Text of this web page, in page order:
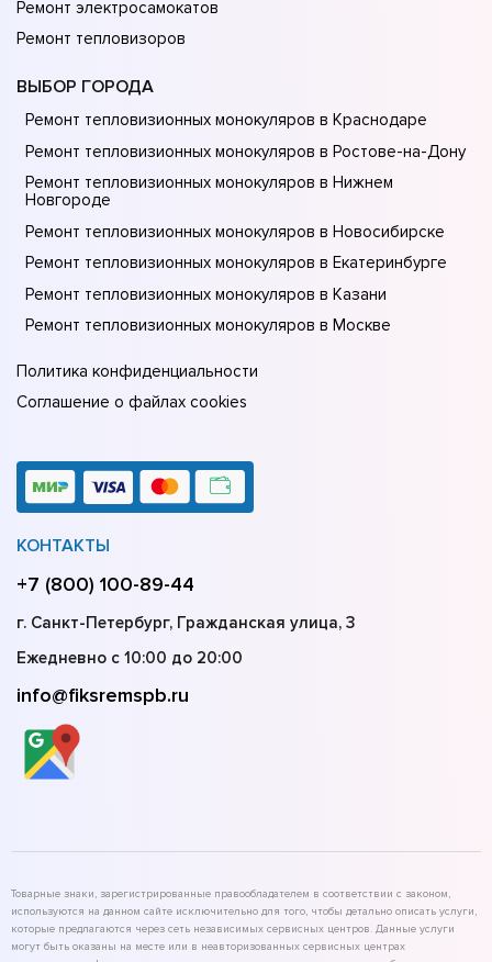
Ремонт электросамокатов
Ремонт тепловизоров
ВЫБОР ГОРОДА
Ремонт тепловизионных монокуляров в Краснодаре
Ремонт тепловизионных монокуляров в Ростове-на-Донy
Ремонт тепловизионных монокуляров в Нижнем
Новгороде
Ремонт тепловизионных монокуляров в Новосибирске
Ремонт тепловизионных монокуляров в Екатеринбурге
Ремонт тепловизионных монокуляров в Казани
Ремонт тепловизионных монокуляров в Москве
Политика конфиденциальности
Соглашение о файлах cookies
КОНТАКТЫ
+7 (800) 100-89-44
г. Санкт-Петербург, Гражданская улица, 3
Ежедневно с 10:00 до 20:00
info@fiksremspb.ru
Товарные знаки, зарегистрированные правообладателем в соответствии с законом,
используются на данном сайте исключительно для того, чтобы детально описать услуги,
которые предлагаются через сеть независимых сервисных центров. Данные услуги
могут быть оказаны на месте или в неавторизованных сервисных центрах